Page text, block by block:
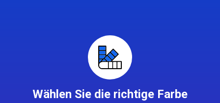
Wählen Sie die richtige Farbe